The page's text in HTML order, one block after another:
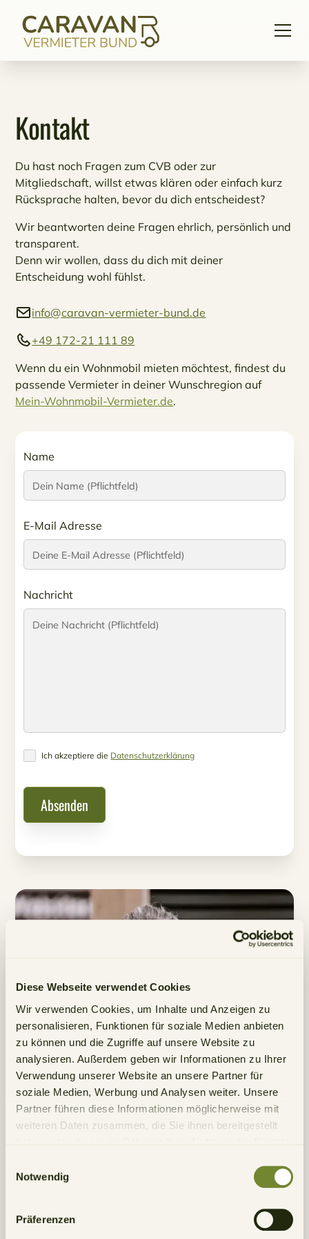
Diese Webseite verwendet Cookies
Wir verwenden Cookies, um Inhalte und Anzeigen zu
personalisieren, Funktionen für soziale Medien anbieten
zu können und die Zugriffe auf unsere Website zu
analysieren. Außerdem geben wir Informationen zu Ihrer
Verwendung unserer Website an unsere Partner für
soziale Medien, Werbung und Analysen weiter. Unsere
Partner führen diese Informationen möglicherweise mit
weiteren Daten zusammen, die Sie ihnen bereitgestellt
Notwendig
Präferenzen
Kontakt
Du hast noch Fragen zum CVB oder zur
Mitgliedschaft, willst etwas klären oder einfach kurz
Rücksprache halten, bevor du dich entscheidest?
Wir beantworten deine Fragen ehrlich, persönlich und
transparent.
Denn wir wollen, dass du dich mit deiner
Entscheidung wohl fühlst.
info@caravan-vermieter-bund.de
+49 172-21 111 89
Wenn du ein Wohnmobil mieten möchtest, findest du
passende Vermieter in deiner Wunschregion auf
Mein-Wohnmobil-Vermieter.de.
Name
E-Mail Adresse
Nachricht
Ich akzeptiere die Datenschutzerklärung